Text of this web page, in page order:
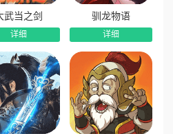
武当之剑
详细
驯龙物语
详细